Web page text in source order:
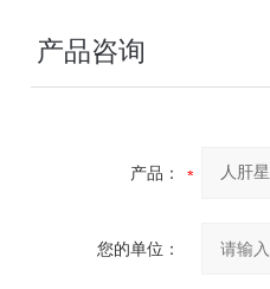
产品咨询
产品：
您的单位：